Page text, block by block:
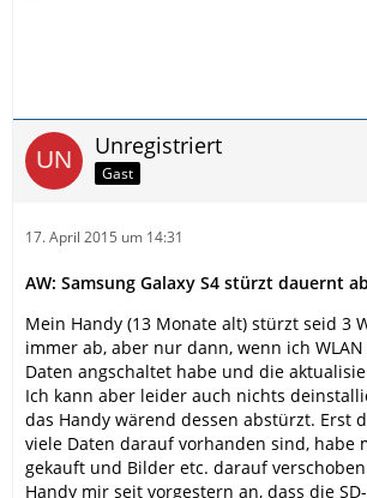
Unregistriert
Gast
17. April 2015 um 14:31
AW: Samsung Galaxy S4 stürzt dauernt ab
Mein Handy (13 Monate alt) stürzt seid 3
immer ab, aber nur dann, wenn ich
Daten angschaltet habe und die
Ich kann aber leider auch nichts
das Handy wärend dessen abstürzt. Erst
viele Daten darauf vorhanden sind, habe
gekauft und Bilder etc. darauf
Handy mir seit vorgestern an, dass die